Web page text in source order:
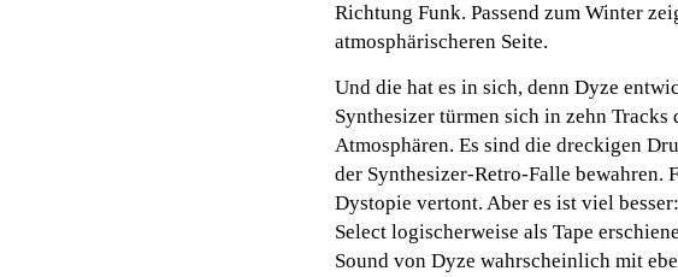
Richtung Funk. Passend zum Winter
atmosphärischeren Seite.
Und die hat es in sich, denn Dyze
Synthesizer türmen sich in zehn
Atmosphären. Es sind die dreckigen
der Synthesizer-Retro-Falle bewahren.
Dystopie vertont. Aber es ist viel
Select logischerweise als Tape
Sound von Dyze wahrscheinlich mit